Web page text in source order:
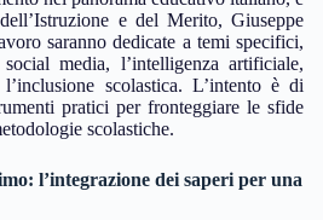
e del Merito, Giuseppe
saranno dedicate a temi specifici,
media, l’intelligenza artificiale,
scolastica. L’intento è di
pratici per fronteggiare le sfide
scolastiche.
l’integrazione dei saperi per una